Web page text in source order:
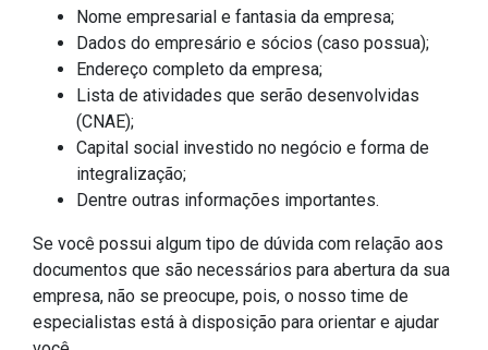
Nome empresarial e fantasia da empresa;
Dados do empresário e sócios (caso possua);
Endereço completo da empresa;
Lista de atividades que serão desenvolvidas
(CNAE);
Capital social investido no negócio e forma de
integralização;
Dentre outras informações importantes.
Se você possui algum tipo de dúvida com relação aos
documentos que são necessários para abertura da sua
empresa, não se preocupe, pois, o nosso time de
especialistas está à disposição para orientar e ajudar